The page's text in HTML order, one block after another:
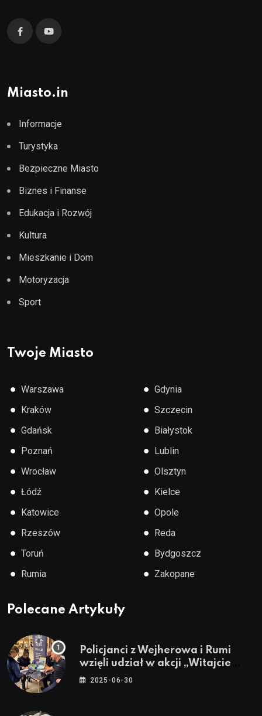
Miasto.in
Informacje
Turystyka
Bezpieczne Miasto
Biznes i Finanse
Edukacja i Rozwój
Kultura
Mieszkanie i Dom
Motoryzacja
Sport
Twoje Miasto
● Warszawa
● Kraków
● Gdańsk
● Poznań
● Wrocław
● Łódź
● Katowice
● Rzeszów
● Toruń
● Rumia
● Gdynia
● Szczecin
● Białystok
● Lublin
● Olsztyn
● Kielce
● Opole
● Reda
● Bydgoszcz
● Zakopane
Polecane Artykuły
Policjanci z Wejherowa i Rumi
wzięli udział w akcji „Witajcie
Wakacje”
2025-06-30